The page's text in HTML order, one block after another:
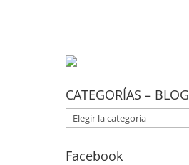
CATEGORÍAS – BLOG
CATEGORÍAS
–
BLOG
Facebook